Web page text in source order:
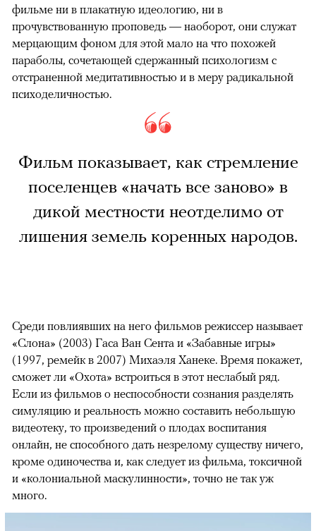
фильме ни в плакатную идеологию, ни в
прочувствованную проповедь — наоборот, они служат
мерцающим фоном для этой мало на что похожей
параболы, сочетающей сдержанный психологизм с
отстраненной медитативностью и в меру радикальной
психоделичностью.
Фильм показывает, как стремление
поселенцев «начать все заново» в
дикой местности неотделимо от
лишения земель коренных народов.
Среди повлиявших на него фильмов режиссер называет
«Слона» (2003) Гаса Ван Сента и «Забавные игры»
(1997, ремейк в 2007) Михаэля Ханеке. Время покажет,
сможет ли «Охота» встроиться в этот неслабый ряд.
Если из фильмов о неспособности сознания разделять
симуляцию и реальность можно составить небольшую
видеотеку, то произведений о плодах воспитания
онлайн, не способного дать незрелому существу ничего,
кроме одиночества и, как следует из фильма, токсичной
и «колониальной маскулинности», точно не так уж
много.